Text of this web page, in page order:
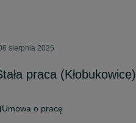
sierpnia 2026
praca (Kłobukowice)
Umowa o pracę